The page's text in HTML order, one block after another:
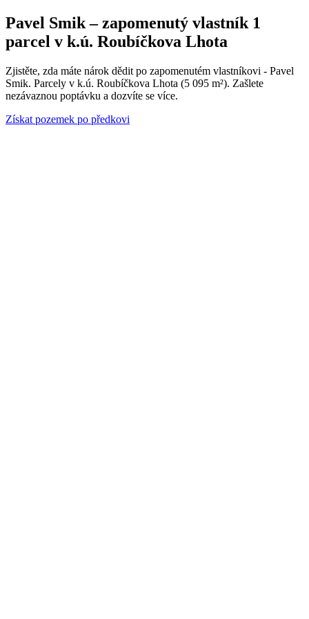
Pavel Smik – zapomenutý vlastník 1
parcel v k.ú. Roubíčkova Lhota
Zjistěte, zda máte nárok dědit po zapomenutém vlastníkovi - Pavel
Smik. Parcely v k.ú. Roubíčkova Lhota (5 095 m²). Zašlete
nezávaznou poptávku a dozvíte se více.
Získat pozemek po předkovi